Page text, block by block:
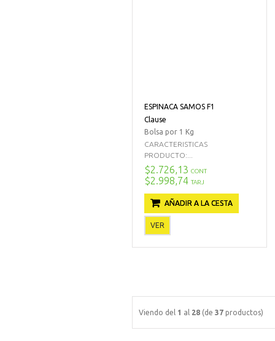
ESPINACA SAMOS F1
Clause
Bolsa por 1 Kg
CARACTERISTICAS
PRODUCTO:...
$2.726,13 CONT
$2.998,74 TARJ
AÑADIR A LA CESTA
VER
Viendo del 1 al 28 (de 37 productos)